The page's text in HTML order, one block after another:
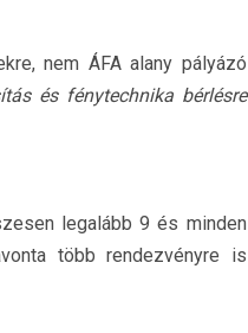
nem ÁFA alany pályázó
és fénytechnika bérlésre
legalább 9 és minden
több rendezvényre is